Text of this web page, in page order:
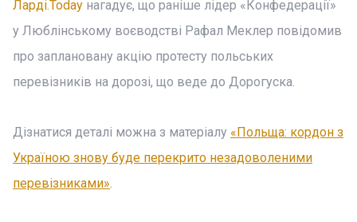
Ларді.Today нагадує, що раніше лідер «Конфедерації»
у Люблінському воєводстві Рафал Меклер повідомив
про заплановану акцію протесту польських
перевізників на дорозі, що веде до Дорогуска.
Дізнатися деталі можна з матеріалу «Польща: кордон з
Україною знову буде перекрито незадоволеними
перевізниками».